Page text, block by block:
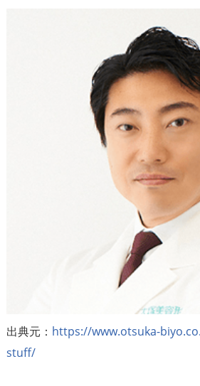
出典元： https://www.otsuka-
stuff/